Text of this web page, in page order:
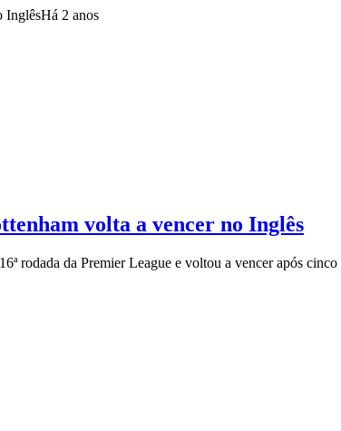
InglêsHá 2 anos
volta a vencer no Inglês
rodada da Premier League e voltou a vencer após cinco